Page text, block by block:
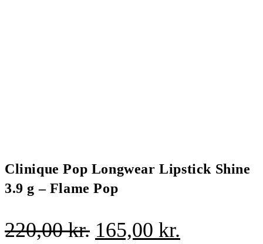
Clinique Pop Longwear Lipstick Shine
3.9 g – Flame Pop
220,00kr. Den
165,00 kr.